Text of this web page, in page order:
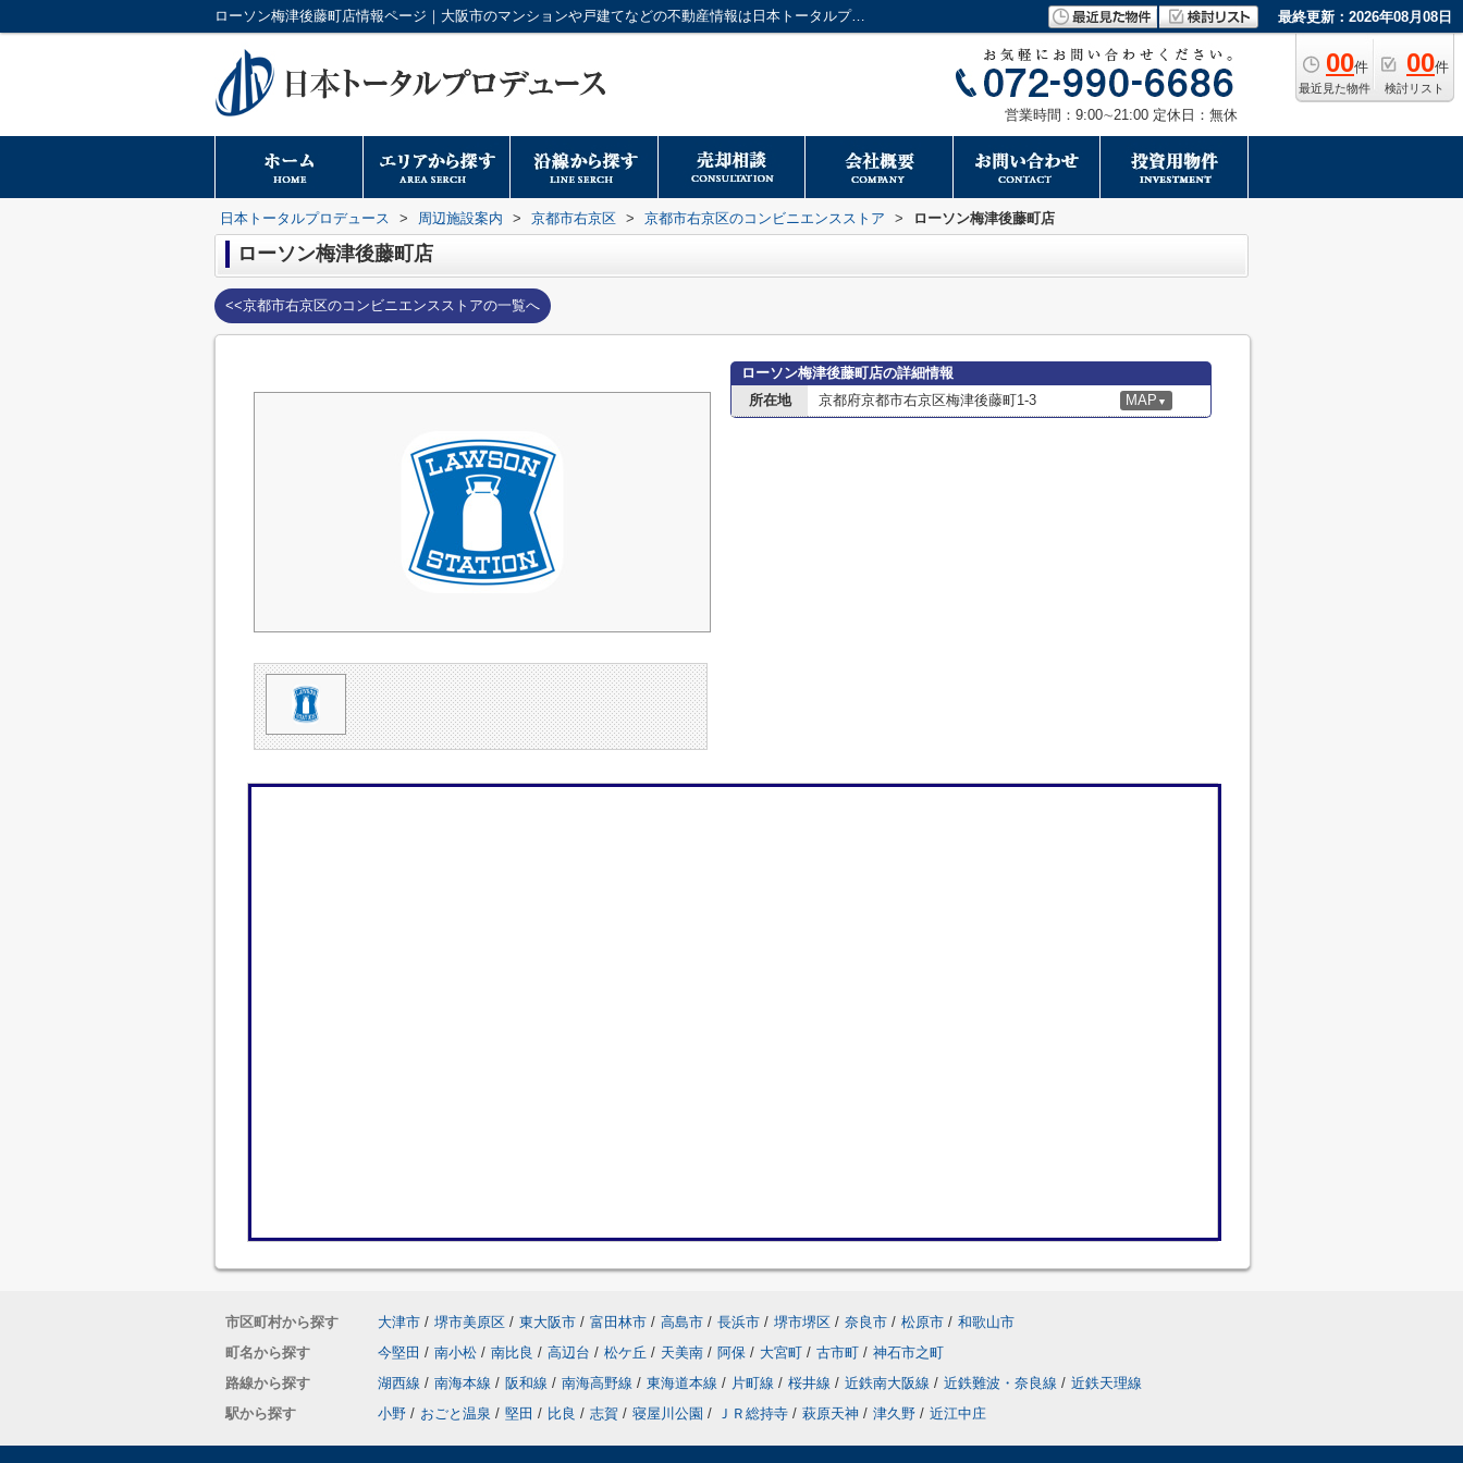
ローソン梅津後藤町店情報ページ｜大阪市のマンションや戸建てなどの不動産情報は日本トータルプロデュースへ 最終更新：2026年08月08日
00件
最近見た物件
00件
検討リスト
営業時間：9:00∼21:00 定休日：無休
日本トータルプロデュース > 周辺施設案内 > 京都市右京区 > 京都市右京区のコンビニエンスストア > ローソン梅津後藤町店
ローソン梅津後藤町店
<<京都市右京区のコンビニエンスストアの一覧へ
ローソン梅津後藤町店の詳細情報
所在地
京都府京都市右京区梅津後藤町1-3 MAP ▼
市区町村から探す 大津市 / 堺市美原区 / 東大阪市 / 富田林市 / 高島市 / 長浜市 / 堺市堺区 / 奈良市 / 松原市 / 和歌山市
町名から探す
今堅田 / 南小松 / 南比良 / 高辺台 / 松ケ丘 / 天美南 / 阿保 / 大宮町 / 古市町 / 神石市之町
路線から探す
湖西線 / 南海本線 / 阪和線 / 南海高野線 / 東海道本線 / 片町線 / 桜井線 / 近鉄南大阪線 / 近鉄難波・奈良線 / 近鉄天理線
駅から探す
小野 / おごと温泉 / 堅田 / 比良 / 志賀 / 寝屋川公園 / ＪＲ総持寺 / 萩原天神 / 津久野 / 近江中庄